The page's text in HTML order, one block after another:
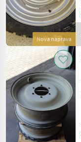
Nova naprava